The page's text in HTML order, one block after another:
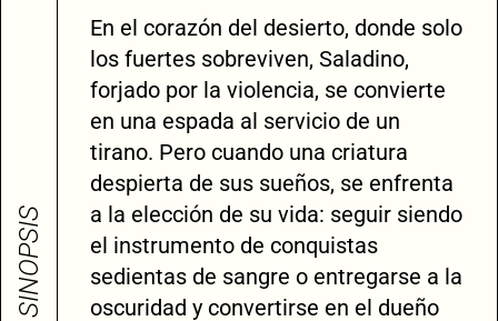
SINOPSIS
En el corazón del desierto, donde solo
los fuertes sobreviven, Saladino,
forjado por la violencia, se convierte
en una espada al servicio de un
tirano. Pero cuando una criatura
despierta de sus sueños, se enfrenta
a la elección de su vida: seguir siendo
el instrumento de conquistas
sedientas de sangre o entregarse a la
oscuridad y convertirse en el dueño